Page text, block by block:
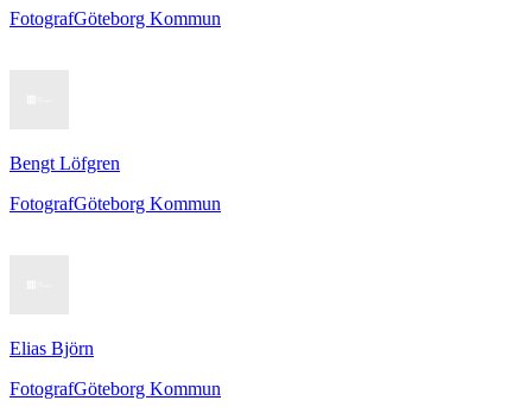
FotografGöteborg Kommun
Bengt Löfgren
FotografGöteborg Kommun
Elias Björn
FotografGöteborg Kommun